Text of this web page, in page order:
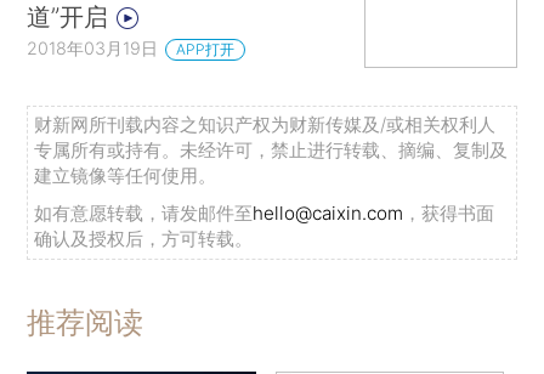
道”开启
2018年03月19日 APP打开
财新网所刊载内容之知识产权为财新传媒及/或相关权利人
专属所有或持有。未经许可，禁止进行转载、摘编、复制及
建立镜像等任何使用。
如有意愿转载，请发邮件至hello@caixin.com ，获得书面
确认及授权后，方可转载。
推荐阅读